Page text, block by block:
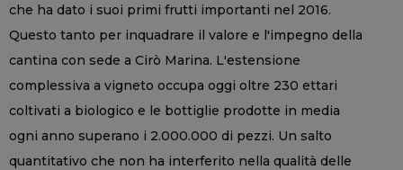
che ha dato i suoi primi frutti importanti nel 2016.
Questo tanto per inquadrare il valore e l'impegno della
cantina con sede a Cirò Marina. L'estensione
complessiva a vigneto occupa oggi oltre 230 ettari
coltivati a biologico e le bottiglie prodotte in media
ogni anno superano i 2.000.000 di pezzi. Un salto
quantitativo che non ha interferito nella qualità delle